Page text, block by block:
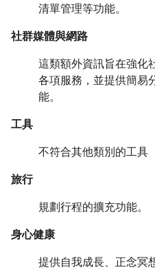
清單管理等功能。
社群媒體與網路
這類額外資訊旨在強化
各項服務，並提供簡易
能。
工具
不符合其他類別的工具
旅行
規劃行程的擴充功能。
身心健康
提供自我成長、正念冥